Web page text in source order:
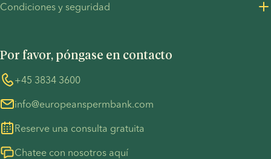
Por favor, póngase en contacto
+45 3834 3600
info@europeanspermbank.com
Reserve una consulta gratuita
Chatee con nosotros aquí
Recursos para la prensa
Condiciones y seguridad
Precauciones COVID-19
Whistleblower